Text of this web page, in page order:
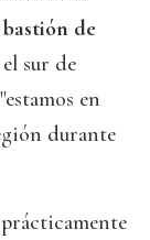
de
sur de
en
durante